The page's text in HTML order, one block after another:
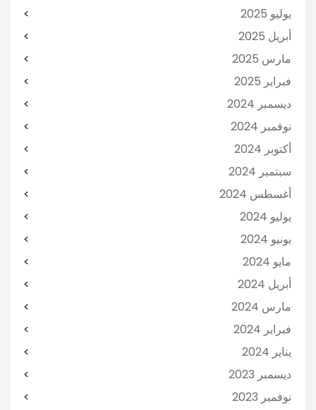
يوليو 2025
أبريل 2025
مارس 2025
فبراير 2025
ديسمبر 2024
نوفمبر 2024
أكتوبر 2024
سبتمبر 2024
أغسطس 2024
يوليو 2024
يونيو 2024
مايو 2024
أبريل 2024
مارس 2024
فبراير 2024
يناير 2024
ديسمبر 2023
نوفمبر 2023